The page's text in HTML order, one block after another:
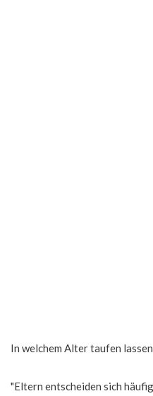
In welchem Alter taufen
"Eltern entscheiden sich